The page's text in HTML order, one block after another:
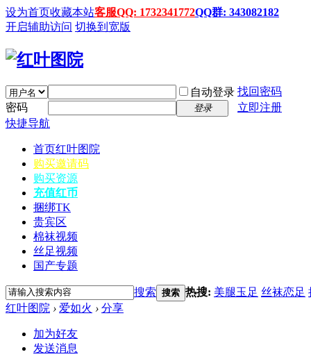
设为首页收藏本站客服QQ: 1732341772QQ群: 343082182
开启辅助访问 切换到宽版
自动登录 找回密码
密码
登录
立即注册
快捷导航
首页红叶图院
购买邀请码
购买资源
充值红币
捆绑TK
贵宾区
棉袜视频
丝足视频
国产专题
搜索 搜索 热搜: 美腿玉足 丝袜恋足
红叶图院 › 爱如火 › 分享
加为好友
发送消息